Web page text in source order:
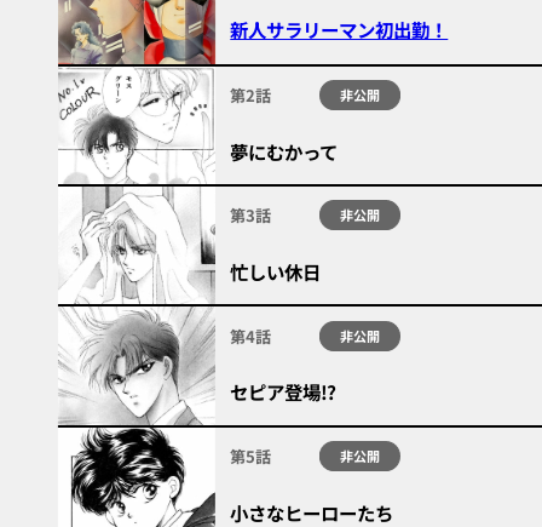
新人サラリーマン初出勤！
第2話 非公開
夢にむかって
第3話 非公開
忙しい休日
第4話 非公開
セピア登場!?
第5話 非公開
小さなヒーローたち